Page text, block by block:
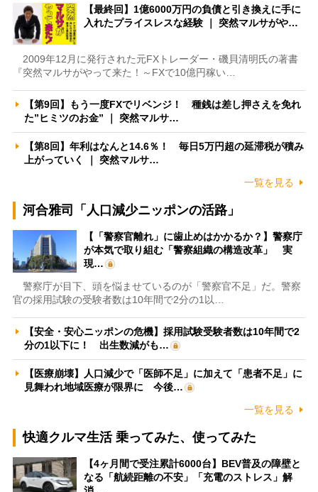
【最終回】1億6000万円の負債と引き換えに手に
入れたプライスレスな経験 ｜ 突然マルサがや…
2009年12月に発行された元FXトレーダー・磯貝清明氏の著書
『突然マルサがやって来た！～FXで10億円稼い…
【第9回】もう一度FXでリベンジ！ 種銭は差し押さえを免れ
た”ヒミツのお金” ｜ 突然マルサ…
【第8回】年利はなんと14.6％！ 毎日5万円超の延滞税が積み
上がっていく ｜ 突然マルサ…
一覧を見る
河合雅司「人口減少ニッポンの活路」
【「警察官離れ」に歯止めはかかるか？】警察庁
が本気で取り組む「警察組織の構造改革」 実
現…
警察庁が目下、頭を悩ませているのが「警察官不足」だ。警察
官の採用試験の受験者数は10年間で2分の1以…
【安全・安心ニッポンの危機】採用試験受験者数は10年間で2
分の1以下に！ 出生数減がも…
【医療崩壊】人口減少で「医師不足」に加えて「患者不足」に
見舞われ地域医療が限界に 今後…
一覧を見る
快適クルマ生活 乗ってみた、使ってみた
【4ヶ月間で受注累計6000台】BEV普及の障壁と
なる「航続距離の不安」「充電のストレス」解